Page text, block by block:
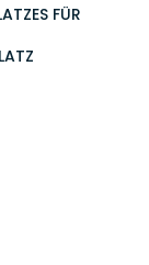
FÜR